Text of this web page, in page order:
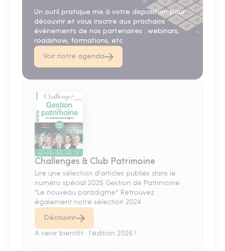
Un outil pratique mis à votre disposition pour
découvrir et vous inscrire aux prochains
événements de nos partenaires : webinars,
roadshow, formations, etc.
Voir notre agenda
Challenges & Club Patrimoine
Lire une sélection d'articles publiés dans le
numéro spécial 2025 Gestion de Patrimoine
"Le nouveau paradigme". Retrouvez
également notre sélection 2024.
Découvrir
A venir bientôt : l'édition 2026 !